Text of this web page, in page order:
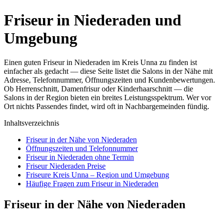
Friseur in Niederaden und
Umgebung
Einen guten Friseur in Niederaden im Kreis Unna zu finden ist
einfacher als gedacht — diese Seite listet die Salons in der Nähe mit
Adresse, Telefonnummer, Öffnungszeiten und Kundenbewertungen.
Ob Herrenschnitt, Damenfrisur oder Kinderhaarschnitt — die
Salons in der Region bieten ein breites Leistungsspektrum. Wer vor
Ort nichts Passendes findet, wird oft in Nachbargemeinden fündig.
Inhaltsverzeichnis
Friseur in der Nähe von Niederaden
Öffnungszeiten und Telefonnummer
Friseur in Niederaden ohne Termin
Friseur Niederaden Preise
Friseure Kreis Unna – Region und Umgebung
Häufige Fragen zum Friseur in Niederaden
Friseur in der Nähe von Niederaden